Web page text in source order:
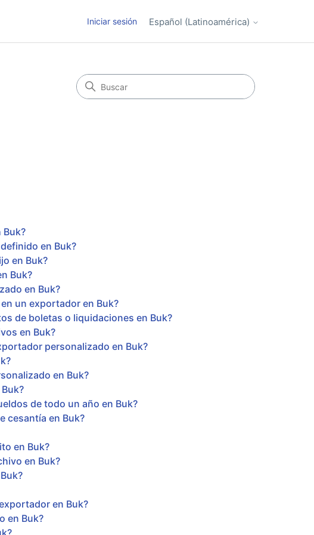
Iniciar sesión Español (Latinoamérica)
en Buk?
en Buk?
Buk?
en Buk?
un exportador en Buk?
de boletas o liquidaciones en Buk?
en Buk?
personalizado en Buk?
en Buk?
de todo un año en Buk?
cesantía en Buk?
en Buk?
en Buk?
en Buk?
en Buk?